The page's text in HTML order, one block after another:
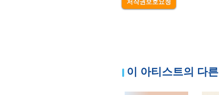
저작권보호요청
이 아티스트의 다